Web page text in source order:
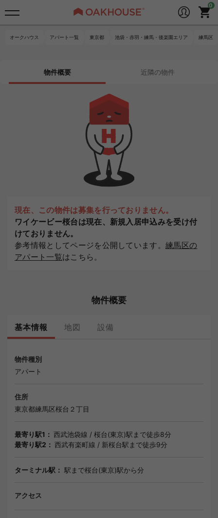
オークハウス アパート一覧 東京都 池袋・赤羽・練馬・後楽園エリア 練馬区
物件概要 近隣の物件
現在、この物件は募集を行っておりません。
ワイケービー桜台は現在、新規入居申込みを受け付
けておりません。
参考情報としてページを公開しています。練馬区の
アパート一覧はこちら。
物件概要
基本情報 地図 設備
物件種別
アパート
住所
東京都練馬区桜台２丁目
最寄り駅1： 西武池袋線 / 桜台(東京)駅 まで徒歩8分
最寄り駅2： 西武有楽町線 / 新桜台駅 まで徒歩9分
ターミナル駅： 駅まで桜台(東京)駅から分
アクセス